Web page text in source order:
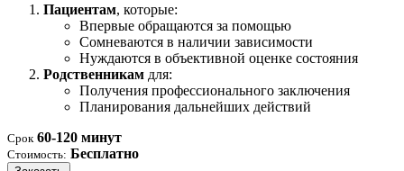
Пациентам, которые:
Впервые обращаются за помощью
Сомневаются в наличии зависимости
Нуждаются в объективной оценке состояния
Родственникам для:
Получения профессионального заключения
Планирования дальнейших действий
Срок 60-120 минут
Стоимость: Бесплатно